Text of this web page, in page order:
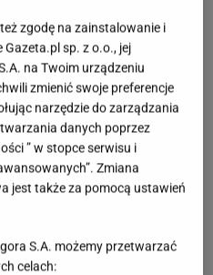
zgodę na zainstalowanie i
sp. z o.o., jej
na Twoim urządzeniu
zmienić swoje preferencje
narzędzie do zarządzania
danych poprzez
” w stopce serwisu i
Zmiana
jest także za pomocą ustawień
S.A. możemy przetwarzać
celach: